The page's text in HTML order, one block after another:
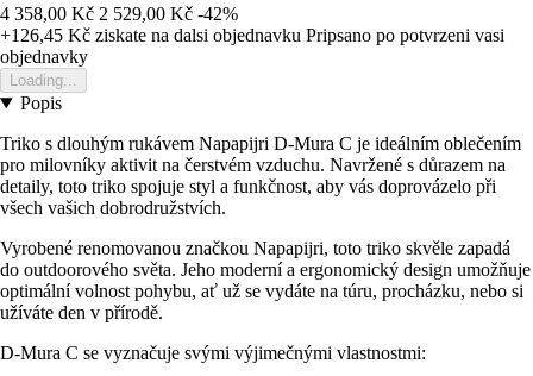
4 358,00 Kč 2 529,00 Kč -42%
+126,45 Kč ziskate na dalsi objednavku Pripsano po potvrzeni vasi
objednavky
Loading...
Popis
Triko s dlouhým rukávem Napapijri D-Mura C je ideálním oblečením
pro milovníky aktivit na čerstvém vzduchu. Navržené s důrazem na
detaily, toto triko spojuje styl a funkčnost, aby vás doprovázelo při
všech vašich dobrodružstvích.
Vyrobené renomovanou značkou Napapijri, toto triko skvěle zapadá
do outdoorového světa. Jeho moderní a ergonomický design umožňuje
optimální volnost pohybu, ať už se vydáte na túru, procházku, nebo si
užíváte den v přírodě.
D-Mura C se vyznačuje svými výjimečnými vlastnostmi: